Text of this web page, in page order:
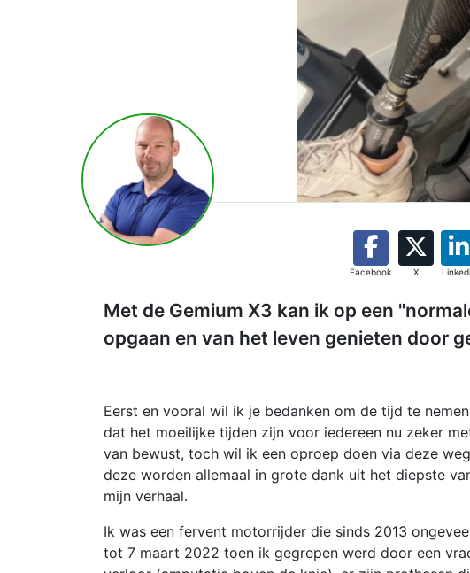
Facebook X
Met de Gemium X3 kan ik op een
opgaan en van het leven genieten door
Eerst en vooral wil ik je bedanken om de tijd te
dat het moeilijke tijden zijn voor iedereen nu zeker
van bewust, toch wil ik een oproep doen via deze
deze worden allemaal in grote dank uit het diepste
mijn verhaal.
Ik was een fervent motorrijder die sinds 2013
tot 7 maart 2022 toen ik gegrepen werd door een